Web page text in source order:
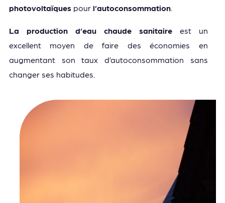
photovoltaïquespour l’autoconsommation.
La production d’eau chaude sanitaireest un
excellent moyen de faire des économies en
augmentant son taux d’autoconsommation sans
changer ses habitudes.